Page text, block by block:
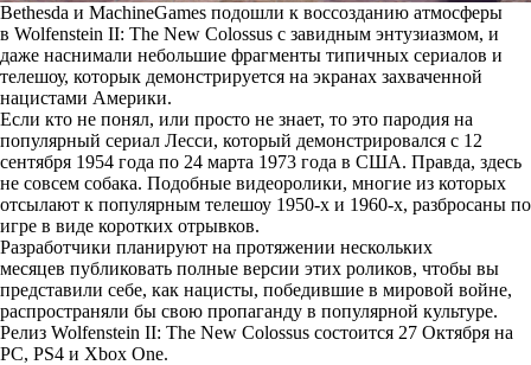
Bethesda и MachineGames подошли к воссозданию атмосферы
в Wolfenstein II: The New Colossus с завидным энтузиазмом, и
даже наснимали небольшие фрагменты типичных сериалов и
телешоу, которык демонстрируется на экранах захваченной
нацистами Америки.
Если кто не понял, или просто не знает, то это пародия на
популярный сериал Лесси, который демонстрировался с 12
сентября 1954 года по 24 марта 1973 года в США. Правда, здесь
не совсем собака. Подобные видеоролики, многие из которых
отсылают к популярным телешоу 1950-х и 1960-х, разбросаны по
игре в виде коротких отрывков.
Разработчики планируют на протяжении нескольких
месяцев публиковать полные версии этих роликов, чтобы вы
представили себе, как нацисты, победившие в мировой войне,
распространяли бы свою пропаганду в популярной культуре.
Релиз Wolfenstein II: The New Colossus состоится 27 Октября на
PC, PS4 и Xbox One.